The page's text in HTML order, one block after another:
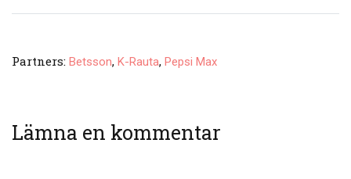
Partners: Betsson, K-Rauta, Pepsi Max
Lämna en kommentar